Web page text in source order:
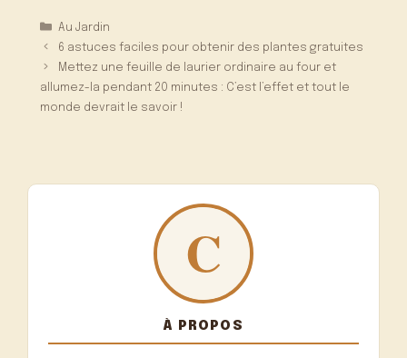
Catégories
Au Jardin
6 astuces faciles pour obtenir des plantes gratuites
Mettez une feuille de laurier ordinaire au four et
allumez-la pendant 20 minutes : C’est l’effet et tout le
monde devrait le savoir !
À PROPOS